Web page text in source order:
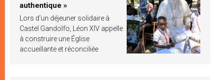
authentique »
Lors d’un déjeuner solidaire à
Castel Gandolfo, Léon XIV appelle
à construire une Église
accueillante et réconciliée